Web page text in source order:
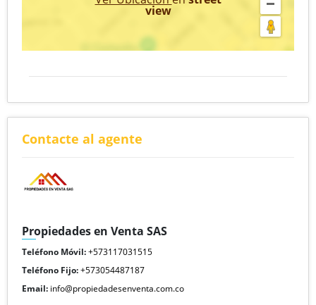
view
Contacte al agente
Propiedades en Venta SAS
Teléfono Móvil:+573117031515
Teléfono Fijo:+573054487187
Email: info@propiedadesenventa.com.co